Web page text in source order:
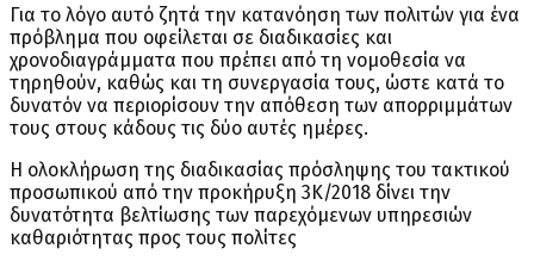
Για το λόγο αυτό ζητά την κατανόηση των πολιτών για ένα
πρόβλημα που οφείλεται σε διαδικασίες και
χρονοδιαγράμματα που πρέπει από τη νομοθεσία να
τηρηθούν, καθώς και τη συνεργασία τους, ώστε κατά το
δυνατόν να περιορίσουν την απόθεση των απορριμμάτων
τους στους κάδους τις δύο αυτές ημέρες.
Η ολοκλήρωση της διαδικασίας πρόσληψης του τακτικού
προσωπικού από την προκήρυξη 3Κ/2018 δίνει την
δυνατότητα βελτίωσης των παρεχόμενων υπηρεσιών
καθαριότητας προς τους πολίτες